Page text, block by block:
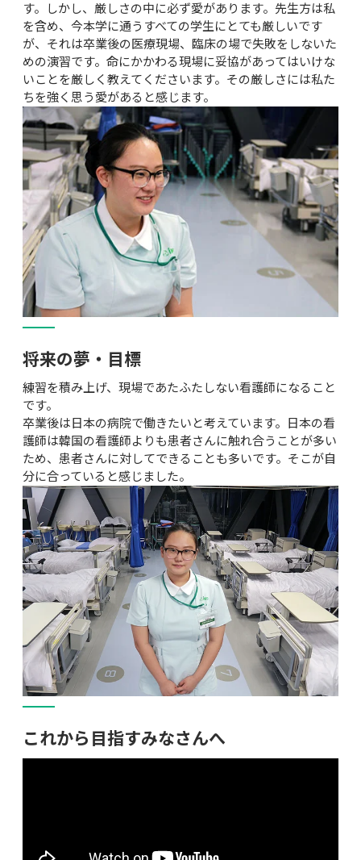
す。しかし、厳しさの中に必ず愛があります。先生方は私
を含め、今本学に通うすべての学生にとても厳しいです
が、それは卒業後の医療現場、臨床の場で失敗をしないた
めの演習です。命にかかわる現場に妥協があってはいけな
いことを厳しく教えてくださいます。その厳しさには私た
ちを強く思う愛があると感じます。
将来の夢・目標
練習を積み上げ、現場であたふたしない看護師になること
です。
卒業後は日本の病院で働きたいと考えています。日本の看
護師は韓国の看護師よりも患者さんに触れ合うことが多い
ため、患者さんに対してできることも多いです。そこが自
分に合っていると感じました。
これから目指すみなさんへ